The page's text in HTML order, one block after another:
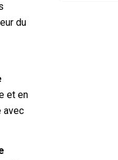
du
et en
avec